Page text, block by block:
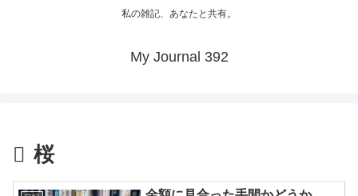
私の雑記、あなたと共有。
My Journal 392
桜